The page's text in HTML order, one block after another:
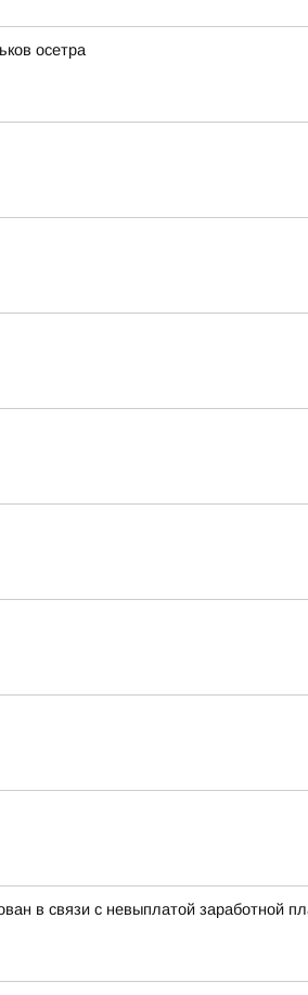
осетра
в связи с невыплатой заработной